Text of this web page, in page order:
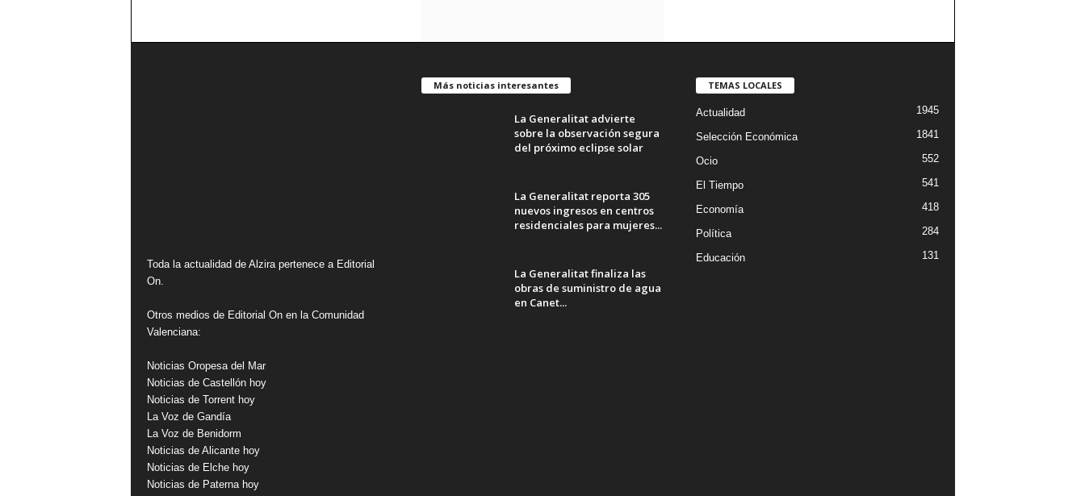
Toda la actualidad de Alzira pertenece a Editorial
On.
Otros medios de Editorial On en la Comunidad
Valenciana:
Noticias Oropesa del Mar
Noticias de Castellón hoy
Noticias de Torrent hoy
La Voz de Gandía
La Voz de Benidorm
Noticias de Alicante hoy
Noticias de Elche hoy
Noticias de Paterna hoy
Más noticias interesantes
La Generalitat advierte
sobre la observación segura
del próximo eclipse solar
La Generalitat reporta 305
nuevos ingresos en centros
residenciales para mujeres...
La Generalitat finaliza las
obras de suministro de agua
en Canet...
TEMAS LOCALES
Actualidad 1945
Selección Económica 1841
Ocio 552
El Tiempo 541
Economía 418
Política 284
Educación 131